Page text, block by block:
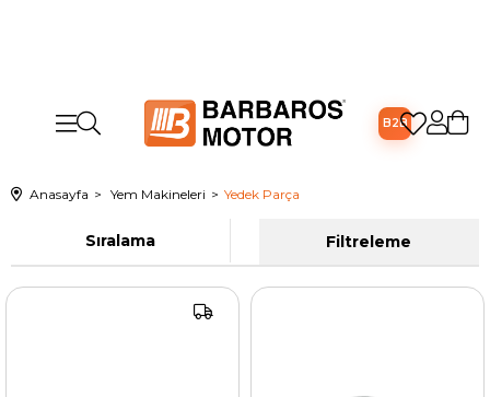
B2B
Anasayfa Yem Makineleri Yedek Parça
Filtreleme
Sıralama